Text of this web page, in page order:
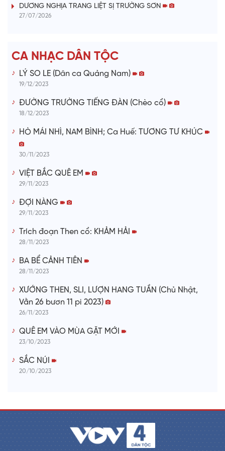
d
o
DƯƠNG NGHỊA TRANG LIỆT SỊ TRƯỜNG SƠN
27/07/2026
CA NHẠC DÂN TỘC
LÝ SO LE (Dân ca Quảng Nam)
19/12/2023
ĐƯỜNG TRƯỜNG TIẾNG ĐÀN (Chèo cổ)
18/12/2023
HÒ MÁI NHÌ, NAM BÌNH; Ca Huế: TƯƠNG TƯ KHÚC
30/11/2023
VIỆT BẮC QUÊ EM
29/11/2023
ĐỢI NÀNG
29/11/2023
Trích đoạn Then cổ: KHẢM HẢI
28/11/2023
BA BỂ CẢNH TIÊN
28/11/2023
XƯỚNG THEN, SLI, LƯỢN HANG TUẦN (Chủ Nhật,
Vằn 26 bươn 11 pi 2023)
26/11/2023
QUÊ EM VÀO MÙA GẶT MỚI
23/10/2023
SẮC NÚI
20/10/2023